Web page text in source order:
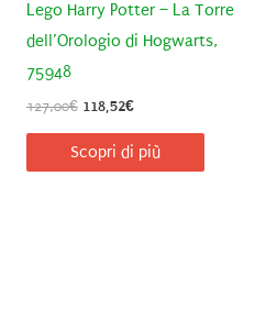
Lego Harry Potter – La Torre
dell’Orologio di Hogwarts,
75948
127,00€ Il
originale
era:
118,52€Il
attuale
è:
Scopri di più